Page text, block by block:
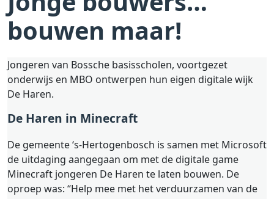
bouwen maar!
Jongeren van Bossche basisscholen, voortgezet
onderwijs en MBO ontwerpen hun eigen digitale wijk
De Haren.
De Haren in Minecraft
De gemeente ‘s-Hertogenbosch is samen met Microsoft
de uitdaging aangegaan om met de digitale game
Minecraft jongeren De Haren te laten bouwen. De
oproep was: “Help mee met het verduurzamen van de